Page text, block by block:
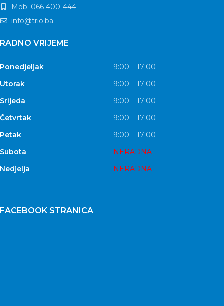
Mob: 066 400-444
info@trio.ba
RADNO VRIJEME
Ponedjeljak
9:00 – 17:00
Utorak
9:00 – 17:00
Srijeda
9:00 – 17:00
Četvrtak
9:00 – 17:00
Petak
9:00 – 17:00
Subota
NERADNA
Nedjelja
NERADNA
FACEBOOK STRANICA